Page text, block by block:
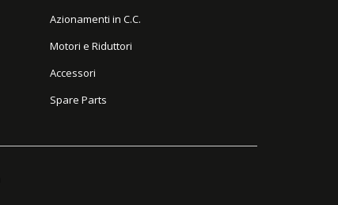
Azionamenti in C.C.
Motori e Riduttori
Accessori
Spare Parts